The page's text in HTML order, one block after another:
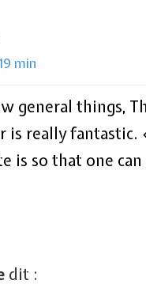
min
general things,
is really fantastic.
is so that one
dit :